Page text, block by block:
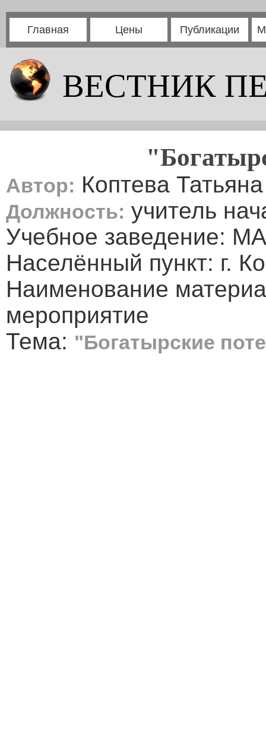
Главная Цены Публикации
ВЕСТНИК
Автор: Коптева
Должность: учитель
Учебное заведение:
Населённый пункт: г.
Наименование
мероприятие
Тема: "Богатырские